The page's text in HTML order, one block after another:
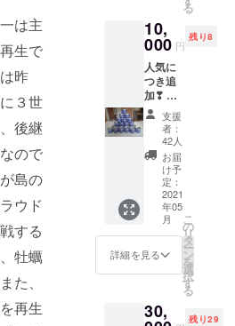
は主
生で
昨
３世
後継
ので
島の
ウド
する
牡蠣
た、
再生
浦戸夢の愛
ランド 登
平成23年12
月 ドリー
ムプランプ
レゼンテー
ション世界
大会 感動大
賞受賞
全
国各地(茨城
県2回、東京
3回、富山2
大阪、福
しま
す。
る
10,
000 円
残り8
人気に
つき追
加❣ 松
島の
「燻太
郎」(牡
蠣の燻
製オイ
ル漬
け)×⒖
支援
者：
42人
お届
け予
定：
2021
年05
月
詳細を見る
こ
の
リ
タ
ー
ン
を
選
択
す
る
30, 残り29